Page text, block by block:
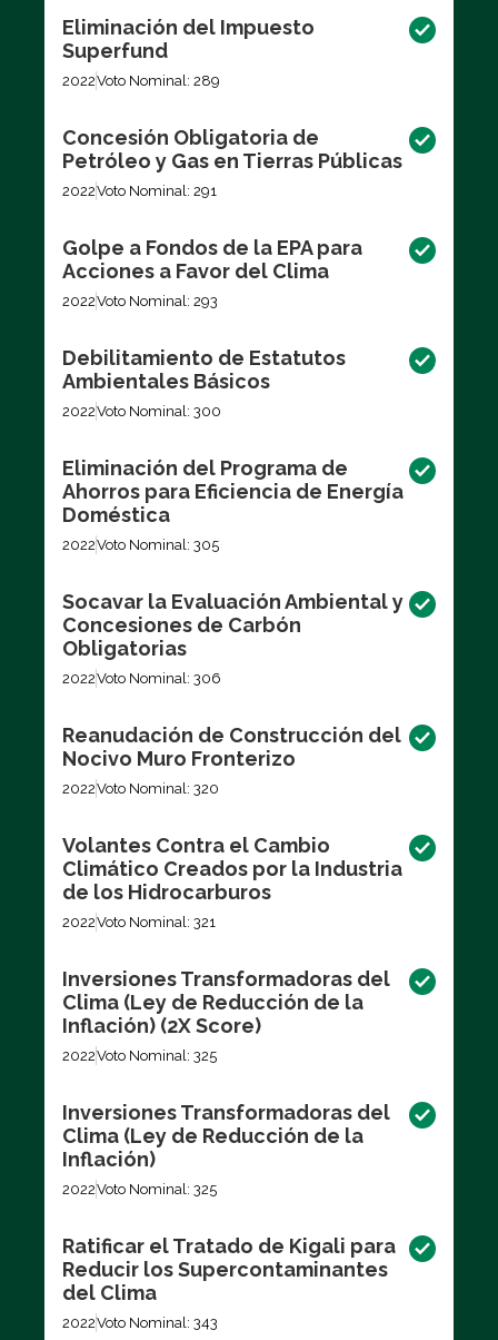
Eliminación del Impuesto
Superfund
2022Voto Nominal: 289
Concesión Obligatoria de
Petróleo y Gas en Tierras Públicas
2022Voto Nominal: 291
Golpe a Fondos de la EPA para
Acciones a Favor del Clima
2022Voto Nominal: 293
Debilitamiento de Estatutos
Ambientales Básicos
2022Voto Nominal: 300
Eliminación del Programa de
Ahorros para Eficiencia de Energía
Doméstica
2022Voto Nominal: 305
Socavar la Evaluación Ambiental y
Concesiones de Carbón
Obligatorias
2022Voto Nominal: 306
Reanudación de Construcción del
Nocivo Muro Fronterizo
2022Voto Nominal: 320
Volantes Contra el Cambio
Climático Creados por la Industria
de los Hidrocarburos
2022Voto Nominal: 321
Inversiones Transformadoras del
Clima (Ley de Reducción de la
Inflación) (2X Score)
2022Voto Nominal: 325
Inversiones Transformadoras del
Clima (Ley de Reducción de la
Inflación)
2022Voto Nominal: 325
Ratificar el Tratado de Kigali para
Reducir los Supercontaminantes
del Clima
2022Voto Nominal: 343